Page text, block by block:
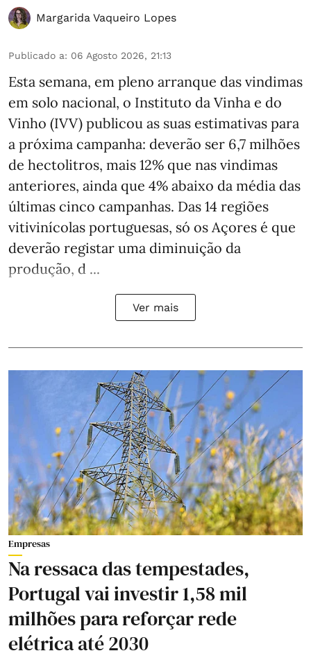
Margarida Vaqueiro Lopes
Publicado a: 06 Agosto 2026, 21:13
Esta semana, em pleno arranque das vindimas
em solo nacional, o Instituto da Vinha e do
Vinho (IVV) publicou as suas estimativas para
a próxima campanha: deverão ser 6,7 milhões
de hectolitros, mais 12% que nas vindimas
anteriores, ainda que 4% abaixo da média das
últimas cinco campanhas. Das 14 regiões
vitivinícolas portuguesas, só os Açores é que
deverão registar uma diminuição da
produção, d ...
Ver mais
Empresas
Na ressaca das tempestades,
Portugal vai investir 1,58 mil
milhões para reforçar rede
elétrica até 2030